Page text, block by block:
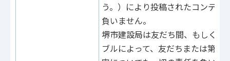
う。）により投稿されたコンテン
負いません。
堺市建設局は友だち間、もしくは
ブルによって、友だちまたは第三